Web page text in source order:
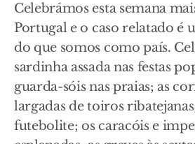
Celebrámos esta semana
Portugal e o caso relatado é
do que somos como país.
sardinha assada nas festas
guarda-sóis nas praias; as
largadas de toiros
futebolite; os caracóis e